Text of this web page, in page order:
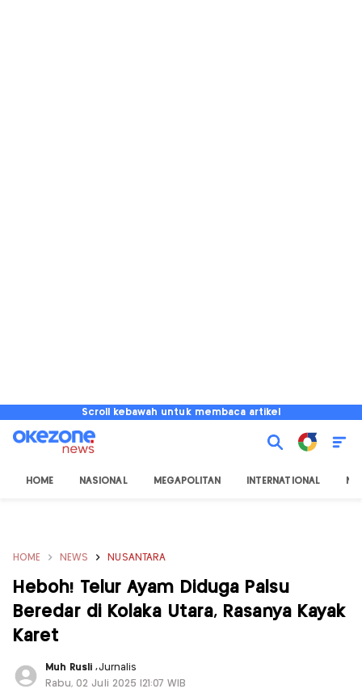
Scroll kebawah untuk membaca artikel
HOME NASIONAL MEGAPOLITAN INTERNATIONAL
HOME NEWS NUSANTARA
Heboh! Telur Ayam Diduga Palsu
Beredar di Kolaka Utara, Rasanya Kayak
Karet
Muh Rusli,Jurnalis
Rabu, 02 Juli 2025 |21:07 WIB